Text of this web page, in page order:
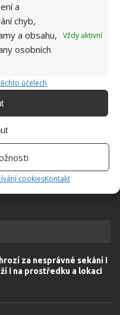
a
chyb,
a obsahu,
osobních
Vždy aktivní
účelech
cookiesKontakt
Bydlimeutulne.cz se
svých studií a práce
ji tak nadchla, že se
Její v...
za nesprávné sekání i
i na prostředku a lokaci